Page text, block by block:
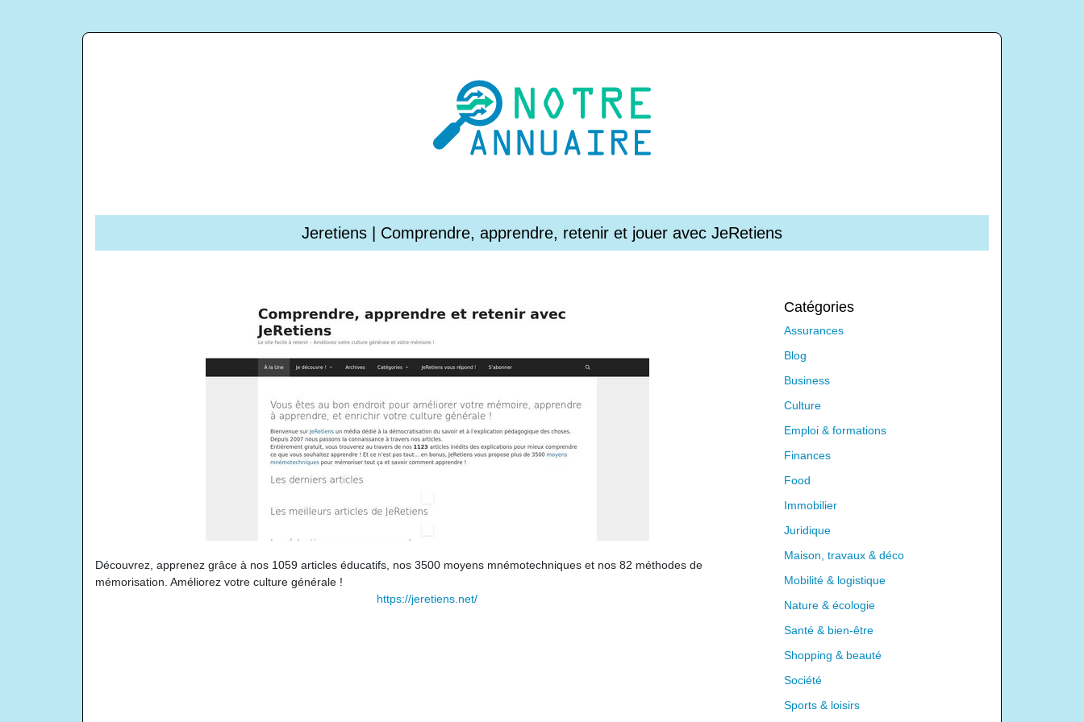
Jeretiens | Comprendre, apprendre, retenir et jouer avec JeRetiens
Découvrez, apprenez grâce à nos 1059 articles éducatifs, nos 3500 moyens mnémotechniques et nos 82 méthodes de
mémorisation. Améliorez votre culture générale !
https://jeretiens.net/
Catégories
Assurances
Blog
Business
Culture
Emploi & formations
Finances
Food
Immobilier
Juridique
Maison, travaux & déco
Mobilité & logistique
Nature & écologie
Santé & bien-être
Shopping & beauté
Société
Sports & loisirs